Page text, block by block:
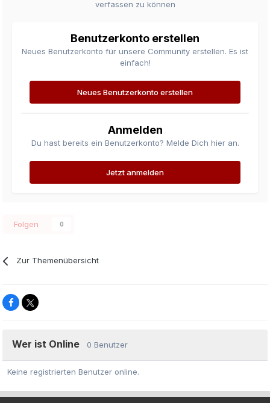
verfassen zu können
Benutzerkonto erstellen
Neues Benutzerkonto für unsere Community erstellen. Es ist
einfach!
Neues Benutzerkonto erstellen
Anmelden
Du hast bereits ein Benutzerkonto? Melde Dich hier an.
Jetzt anmelden
Folgen 0
Zur Themenübersicht
Wer ist Online 0 Benutzer
Keine registrierten Benutzer online.